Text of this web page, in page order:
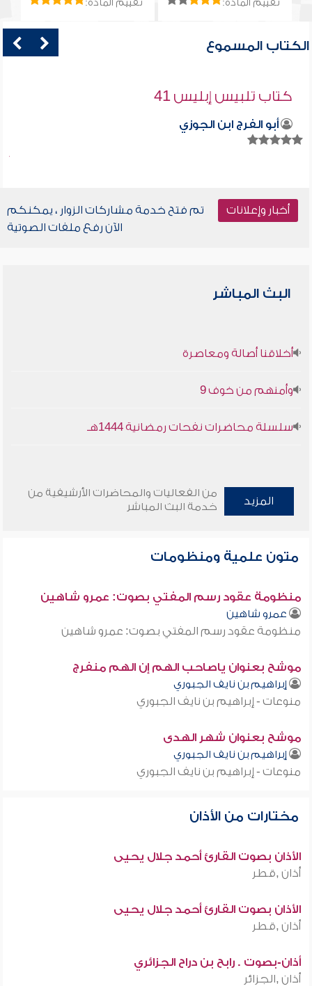
تقييم المادة: تقييم المادة:
الكتاب المسموع
كتاب تلبيس إبليس 41
أبو الفرج ابن الجوزي
أخبار وإعلانات
تم فتح خدمة مشاركات الزوار ، يمكنكم
الآن رفع ملفات الصوتية
البث المباشر
أخلاقنا أصالة ومعاصرة
وأمنهم من خوف 9
سلسلة محاضرات نفحات رمضانية 1444هـ
المزيد
من الفعاليات والمحاضرات الأرشيفية من
خدمة البث المباشر
متون علمية ومنظومات
منظومة عقود رسم المفتي بصوت: عمرو شاهين
عمرو شاهين
منظومة عقود رسم المفتي بصوت: عمرو شاهين
موشح بعنوان ياصاحب الهم إن الهم منفرج
إبراهيم بن نايف الجبوري
منوعات - إبراهيم بن نايف الجبوري
موشح بعنوان شهر الهدى
إبراهيم بن نايف الجبوري
منوعات - إبراهيم بن نايف الجبوري
مختارات من الأذان
الأذان بصوت القارئ أحمد جلال يحيى
أذان ,قطر
الأذان بصوت القارئ أحمد جلال يحيى
أذان ,قطر
أذان-بصوت . رابح بن دراح الجزائري
أذان ,الجزائر